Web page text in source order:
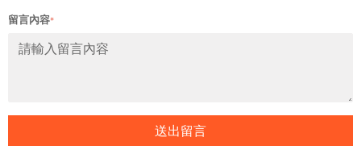
留言內容*
送出留言